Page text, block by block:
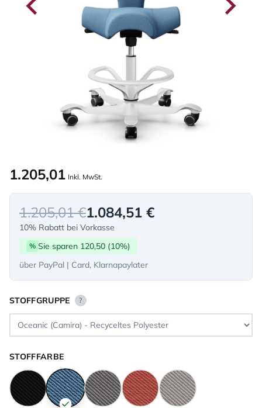
1.205,01 Inkl. MwSt.
1.205,01 €1.084,51 €
10% Rabatt bei Vorkasse
% Sie sparen 120,50 (10%)
über PayPal | Card, Klarnapaylater
STOFFGRUPPE ?
STOFFFARBE